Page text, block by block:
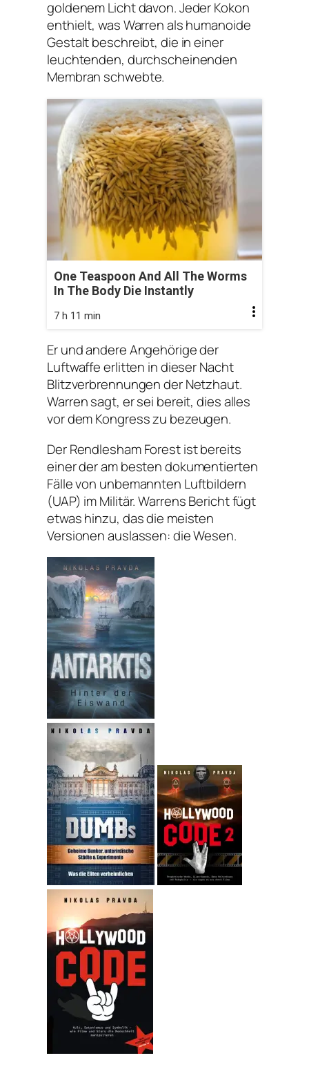
goldenem Licht davon. Jeder Kokon
enthielt, was Warren als humanoide
Gestalt beschreibt, die in einer
leuchtenden, durchscheinenden
Membran schwebte.
One Teaspoon And All The Worms
In The Body Die Instantly
7 h 11 min
Er und andere Angehörige der
Luftwaffe erlitten in dieser Nacht
Blitzverbrennungen der Netzhaut.
Warren sagt, er sei bereit, dies alles
vor dem Kongress zu bezeugen.
Der Rendlesham Forest ist bereits
einer der am besten dokumentierten
Fälle von unbemannten Luftbildern
(UAP) im Militär. Warrens Bericht fügt
etwas hinzu, das die meisten
Versionen auslassen: die Wesen.